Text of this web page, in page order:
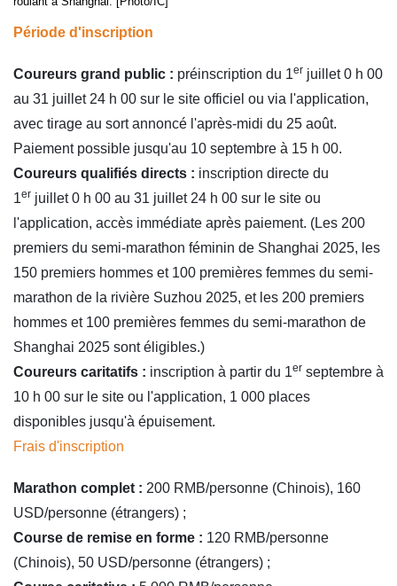
Période d'inscription
Coureurs grand public : préinscription du 1er juillet 0 h 00
au 31 juillet 24 h 00 sur le site officiel ou via l'application,
avec tirage au sort annoncé l'après-midi du 25 août.
Paiement possible jusqu'au 10 septembre à 15 h 00.
Coureurs qualifiés directs : inscription directe du
1er juillet 0 h 00 au 31 juillet 24 h 00 sur le site ou
l'application, accès immédiate après paiement. (Les 200
premiers du semi-marathon féminin de Shanghai 2025, les
150 premiers hommes et 100 premières femmes du semi-
marathon de la rivière Suzhou 2025, et les 200 premiers
hommes et 100 premières femmes du semi-marathon de
Shanghai 2025 sont éligibles.)
Coureurs caritatifs : inscription à partir du 1er septembre à
10 h 00 sur le site ou l'application, 1 000 places
disponibles jusqu'à épuisement.
Frais d'inscription
Marathon complet : 200 RMB/personne (Chinois), 160
USD/personne (étrangers) ;
Course de remise en forme : 120 RMB/personne
(Chinois), 50 USD/personne (étrangers) ;